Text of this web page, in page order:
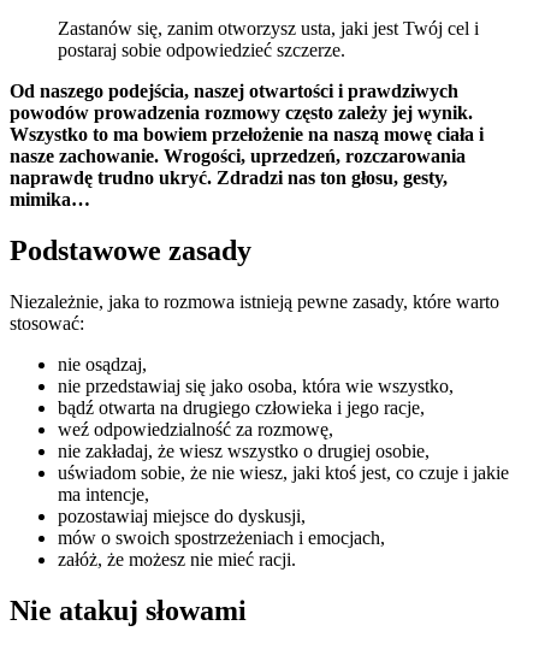
Zastanów się, zanim otworzysz usta, jaki jest Twój cel i
postaraj sobie odpowiedzieć szczerze.
Od naszego podejścia, naszej otwartości i prawdziwych
powodów prowadzenia rozmowy często zależy jej wynik.
Wszystko to ma bowiem przełożenie na naszą mowę ciała i
nasze zachowanie. Wrogości, uprzedzeń, rozczarowania
naprawdę trudno ukryć. Zdradzi nas ton głosu, gesty,
mimika…
Podstawowe zasady
Niezależnie, jaka to rozmowa istnieją pewne zasady, które warto
stosować:
nie osądzaj,
nie przedstawiaj się jako osoba, która wie wszystko,
bądź otwarta na drugiego człowieka i jego racje,
weź odpowiedzialność za rozmowę,
nie zakładaj, że wiesz wszystko o drugiej osobie,
uświadom sobie, że nie wiesz, jaki ktoś jest, co czuje i jakie
ma intencje,
pozostawiaj miejsce do dyskusji,
mów o swoich spostrzeżeniach i emocjach,
załóż, że możesz nie mieć racji.
Nie atakuj słowami